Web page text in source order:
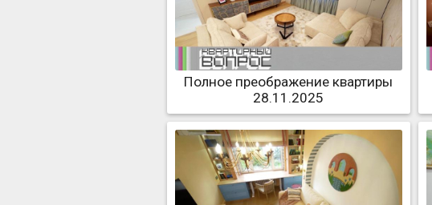
Полное преображение квартиры
28.11.2025